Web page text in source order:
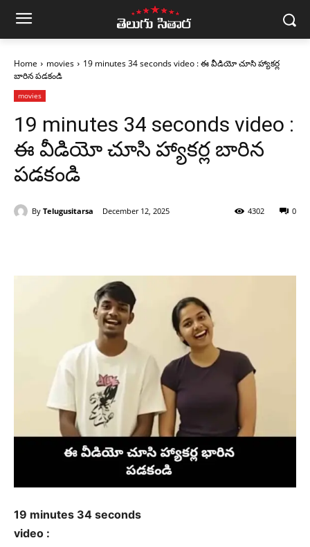
Home movies
19 minutes 34 seconds video : ఈ వీడియో చూసి హ్యాకర్ల
బారిన పడకండి
movies
19 minutes 34 seconds video :
ఈ వీడియో చూసి హ్యాకర్ల బారిన
పడకండి
By Telugusitarsa December 12, 2025 0
4302
19 minutes 34 seconds
video :